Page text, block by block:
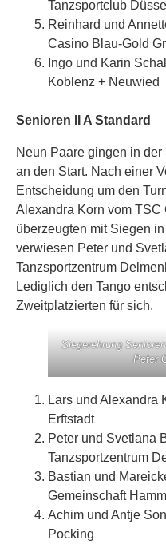
Tanzsportclub
Reinhard und
Casino Blau-Gold
Ingo und Karin
Koblenz + Neuwied
Senioren II A Standard
Neun Paare gingen in der
an den Start. Nach einer
Entscheidung um den
Alexandra Korn vom TSC
überzeugten mit Siegen
verwiesen Peter und
Tanzsportzentrum
Lediglich den Tango
Zweitplatzierten für sich.
Siegerehrung
Peter
Lars und Alexandra
Erftstadt
Peter und Svetlana
Tanzsportzentrum
Bastian und
Gemeinschaft Hamm
Achim und Antje
Pocking